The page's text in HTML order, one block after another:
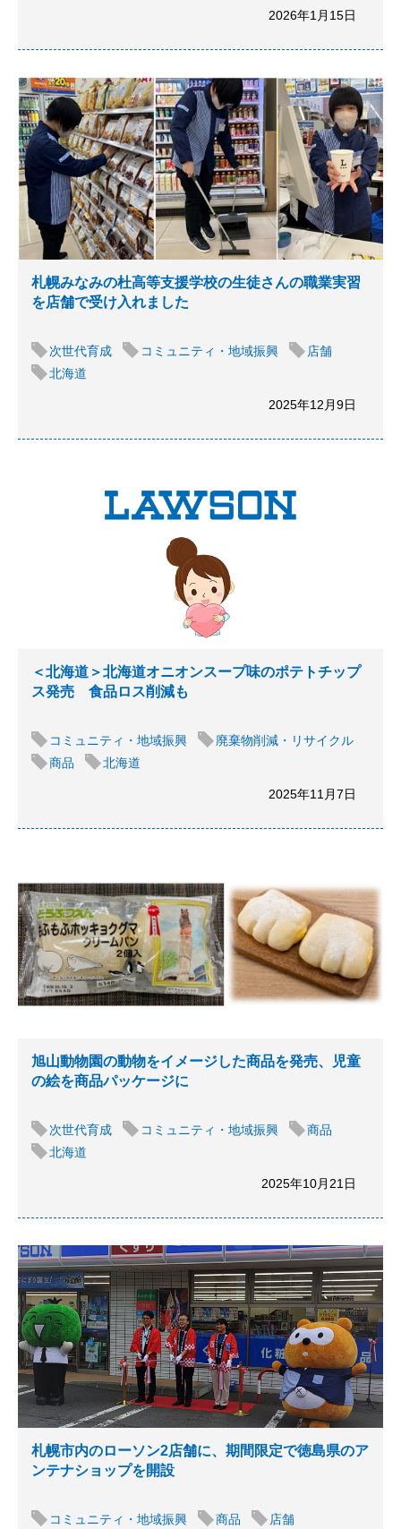
2026年1月15日
札幌みなみの杜高等支援学校の生徒さんの職業実習
を店舗で受け入れました
次世代育成 コミュニティ・地域振興
店舗
北海道
2025年12月9日
＜北海道＞北海道オニオンスープ味のポテトチップ
ス発売 食品ロス削減も
コミュニティ・地域振興
廃棄物削減・リサイクル
商品
北海道
2025年11月7日
旭山動物園の動物をイメージした商品を発売、児童
の絵を商品パッケージに
次世代育成 コミュニティ・地域振興
商品
北海道
2025年10月21日
札幌市内のローソン2店舗に、期間限定で徳島県のア
ンテナショップを開設
コミュニティ・地域振興 商品
店舗